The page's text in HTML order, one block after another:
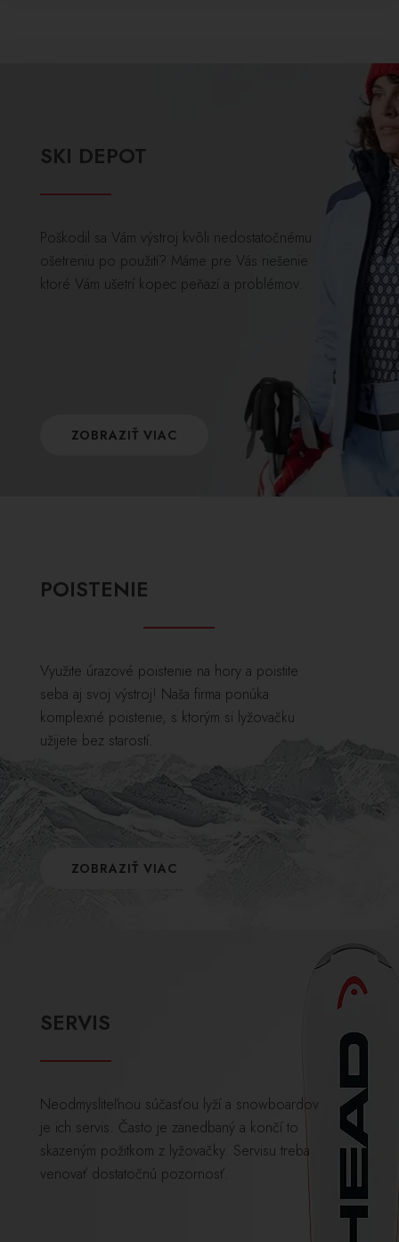
SKI DEPOT
Poškodil sa Vám výstroj kvôli nedostatočnému
ošetreniu po použití? Máme pre Vás riešenie
ktoré Vám ušetrí kopec peňazí a problémov.
ZOBRAZIŤ VIAC
POISTENIE
Využite úrazové poistenie na hory a poistite
seba aj svoj výstroj! Naša firma ponúka
komplexné poistenie, s ktorým si lyžovačku
užijete bez starostí.
ZOBRAZIŤ VIAC
SERVIS
Neodmysliteľnou súčasťou lyží a snowboardov
je ich servis. Často je zanedbaný a končí to
skazeným požitkom z lyžovačky. Servisu treba
venovať dostatočnú pozornosť.